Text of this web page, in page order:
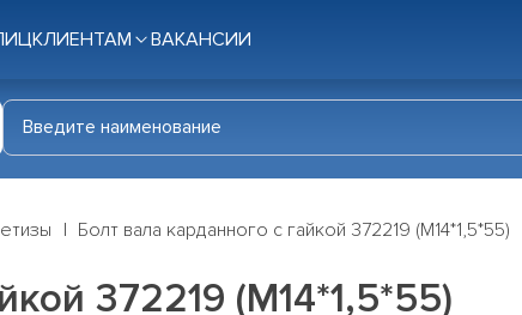
КЛИЕНТАМ ВАКАНСИИ
Болт вала карданного с гайкой 372219 (М14*1,5*55)
372219 (М14*1,5*55)